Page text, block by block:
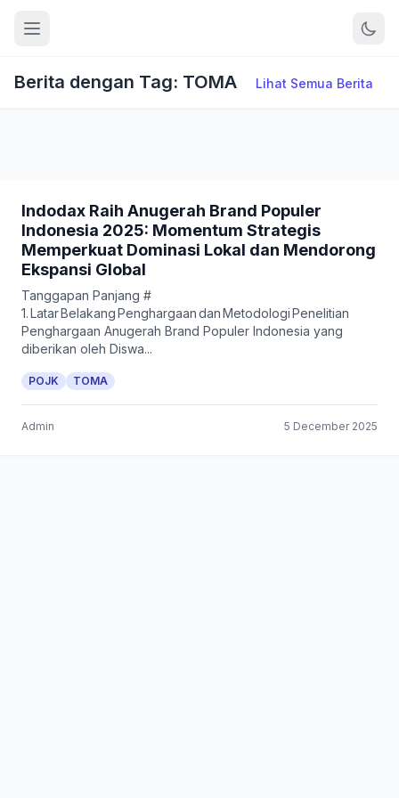
Berita dengan Tag: TOMA Lihat Semua Berita
Indodax Raih Anugerah Brand Populer
Indonesia 2025: Momentum Strategis
Memperkuat Dominasi Lokal dan Mendorong
Ekspansi Global
Tanggapan Panjang #
1. Latar Belakang Penghargaan dan Metodologi Penelitian
Penghargaan Anugerah Brand Populer Indonesia yang
diberikan oleh Diswa...
POJK TOMA
Admin 5 December 2025